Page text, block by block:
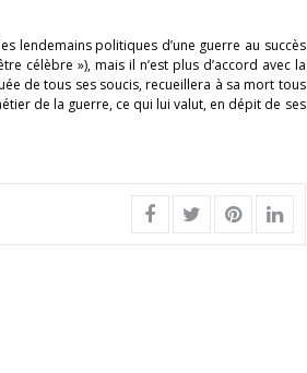
lendemains politiques d’une guerre au succès
célèbre »), mais il n’est plus d’accord avec la
de tous ses soucis, recueillera à sa mort tous
de la guerre, ce qui lui valut, en dépit de ses